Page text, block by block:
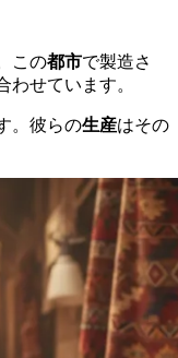
この都市で製造さ
せています。
。彼らの生産はその